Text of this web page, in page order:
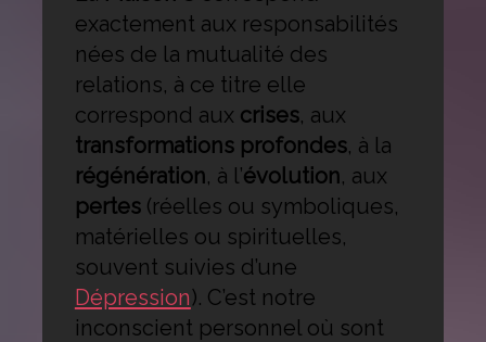
exactement aux responsabilités
nées de la mutualité des
relations, à ce titre elle
correspond aux crises, aux
transformations profondes, à la
régénération, à l’évolution, aux
pertes(réelles ou symboliques,
matérielles ou spirituelles,
souvent suivies d’une
Dépression). C’est notre
inconscient personnel où sont